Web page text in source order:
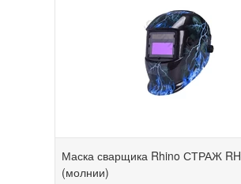
Маска сварщика Rhino СТРАЖ
(молнии)